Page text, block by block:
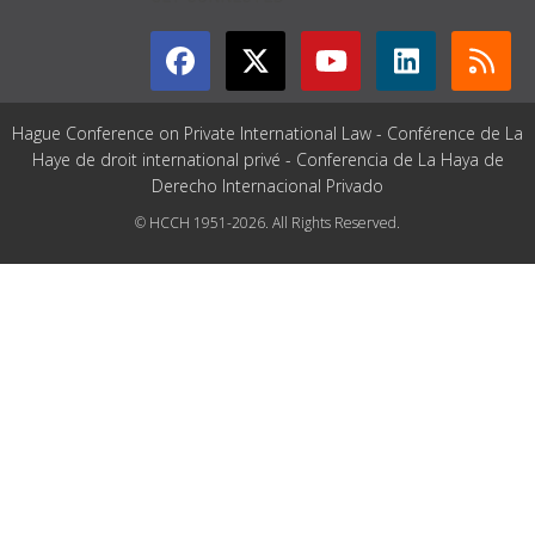
Hague Conference on Private International Law - Conférence de La
Haye de droit international privé - Conferencia de La Haya de
Derecho Internacional Privado
© HCCH 1951-2026. All Rights Reserved.